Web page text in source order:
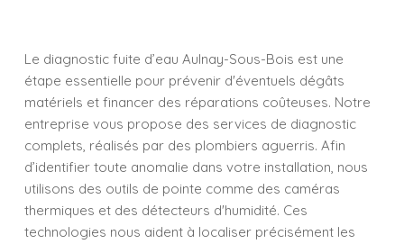
Le diagnostic fuite d’eau Aulnay-Sous-Bois est une
étape essentielle pour prévenir d'éventuels dégâts
matériels et financer des réparations coûteuses. Notre
entreprise vous propose des services de diagnostic
complets, réalisés par des plombiers aguerris. Afin
d’identifier toute anomalie dans votre installation, nous
utilisons des outils de pointe comme des caméras
thermiques et des détecteurs d'humidité. Ces
technologies nous aident à localiser précisément les